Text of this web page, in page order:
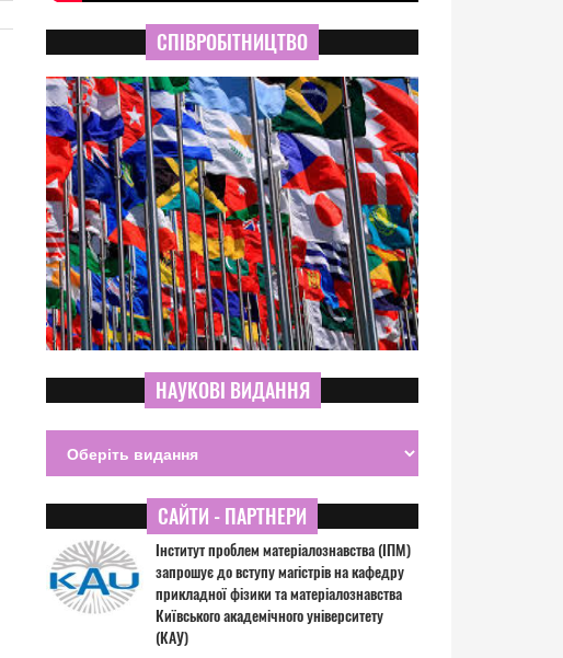
СПІВРОБІТНИЦТВО
НАУКОВІ ВИДАННЯ
САЙТИ - ПАРТНЕРИ
Інститут проблем матеріалознавства (ІПМ)
запрошує до вступу магістрів на кафедру
прикладної фізики та матеріалознавства
Київського академічного університету
(КАУ)